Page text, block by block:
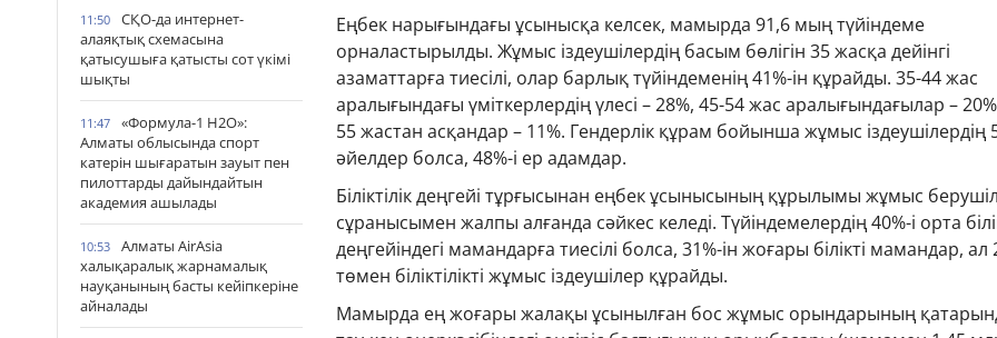
11:50
СҚО-да интернет-
алаяқтық схемасына
қатысушыға қатысты сот үкімі
шықты
11:47
«Формула-1 H2O»:
Алматы облысында спорт
катерін шығаратын зауыт пен
пилоттарды дайындайтын
академия ашылады
10:53
Алматы AirAsia
халықаралық жарнамалық
науқанының басты кейіпкеріне
айналады
Еңбек нарығындағы ұсынысқа келсек, мамырда 91,6 мың түйіндеме
орналастырылды. Жұмыс іздеушілердің басым бөлігін 35 жасқа дейінгі
азаматтарға тиесілі, олар барлық түйіндеменің 41%-ін құрайды. 35-44 жас
аралығындағы үміткерлердің үлесі – 28%, 45-54 жас аралығындағылар –
55 жастан асқандар – 11%. Гендерлік құрам бойынша жұмыс іздеушілердің
әйелдер болса, 48%-і ер адамдар.
Біліктілік деңгейі тұрғысынан еңбек ұсынысының құрылымы жұмыс
сұранысымен жалпы алғанда сәйкес келеді. Түйіндемелердің 40%-і орта
деңгейіндегі мамандарға тиесілі болса, 31%-ін жоғары білікті мамандар, ал
төмен біліктілікті жұмыс іздеушілер құрайды.
Мамырда ең жоғары жалақы ұсынылған бос жұмыс орындарының